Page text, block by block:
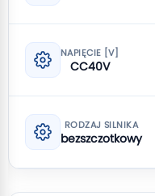
NAPIĘCIE [V]
CC40V
RODZAJ SILNIKA
bezszczotkowy